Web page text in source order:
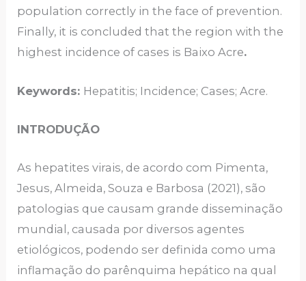
population correctly in the face of prevention.
Finally, it is concluded that the region with the
highest incidence of cases is Baixo Acre.
Keywords: Hepatitis; Incidence; Cases; Acre.
INTRODUÇÃO
As hepatites virais, de acordo com Pimenta,
Jesus, Almeida, Souza e Barbosa (2021), são
patologias que causam grande disseminação
mundial, causada por diversos agentes
etiológicos, podendo ser definida como uma
inflamação do parênquima hepático na qual